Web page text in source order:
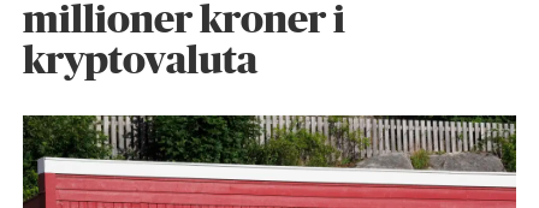
millioner kroner i
kryptovaluta